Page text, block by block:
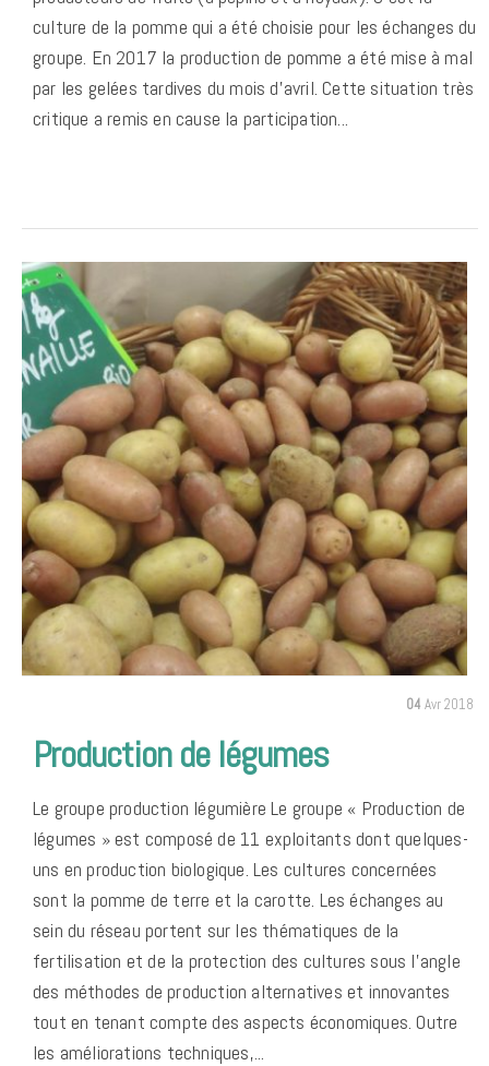
culture de la pomme qui a été choisie pour les échanges du
groupe. En 2017 la production de pomme a été mise à mal
par les gelées tardives du mois d’avril. Cette situation très
critique a remis en cause la participation...
04 Avr 2018
Production de légumes
Le groupe production légumière Le groupe « Production de
légumes » est composé de 11 exploitants dont quelques-
uns en production biologique. Les cultures concernées
sont la pomme de terre et la carotte. Les échanges au
sein du réseau portent sur les thématiques de la
fertilisation et de la protection des cultures sous l’angle
des méthodes de production alternatives et innovantes
tout en tenant compte des aspects économiques. Outre
les améliorations techniques,...